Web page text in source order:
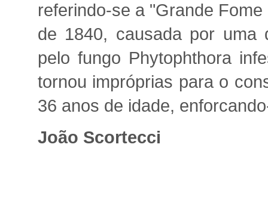
referindo-se a "Grande
de 1840, causada por uma
pelo fungo Phytophthora
tornou impróprias para o
36 anos de idade,
João Scortecci